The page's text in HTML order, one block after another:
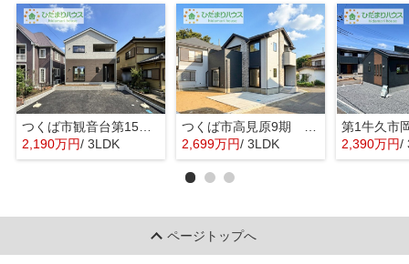
つくば市観音台第15 新築戸建
2,190万円/ 3LDK
つくば市高見原9期 新築戸建
2,699万円/ 3LDK 2,390万円/
ページトップへ